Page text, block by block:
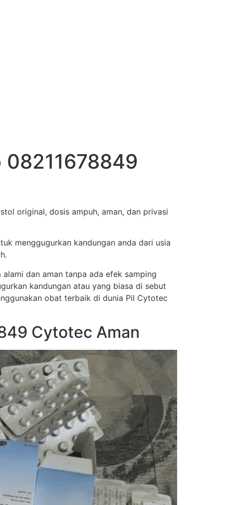
original, dosis ampuh, aman, dan privasi
menggugurkan kandungan anda dari usia
dan aman tanpa ada efek samping
kandungan atau yang biasa di sebut
obat terbaik di dunia Pil Cytotec
Cytotec Aman